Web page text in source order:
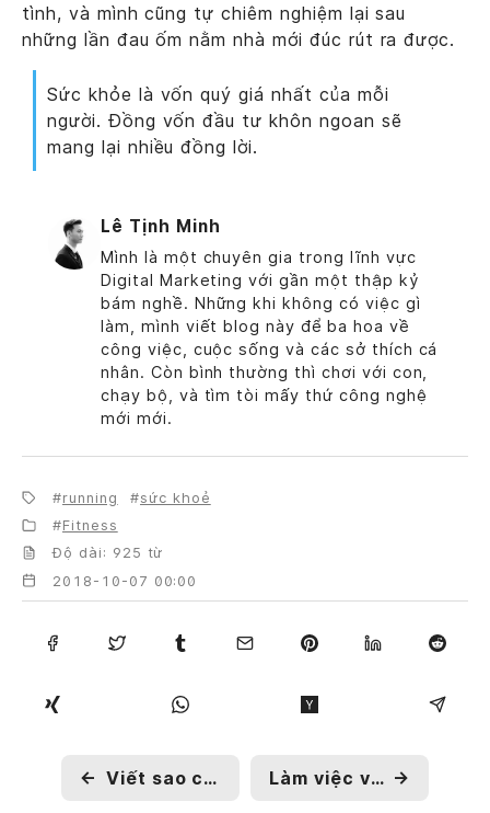
tình, và mình cũng tự chiêm nghiệm lại sau
những lần đau ốm nằm nhà mới đúc rút ra được.
Sức khỏe là vốn quý giá nhất của mỗi
người. Đồng vốn đầu tư khôn ngoan sẽ
mang lại nhiều đồng lời.
Lê Tịnh Minh
Mình là một chuyên gia trong lĩnh vực
Digital Marketing với gần một thập kỷ
bám nghề. Những khi không có việc gì
làm, mình viết blog này để ba hoa về
công việc, cuộc sống và các sở thích cá
nhân. Còn bình thường thì chơi với con,
chạy bộ, và tìm tòi mấy thứ công nghệ
mới mới.
running
sức khoẻ
Fitness
Độ dài: 925 từ
2018-10-07 00:00
← Viết sao cho hay – cách của Minh Làm việc với người khó tính: 7 điều dằn mặt →